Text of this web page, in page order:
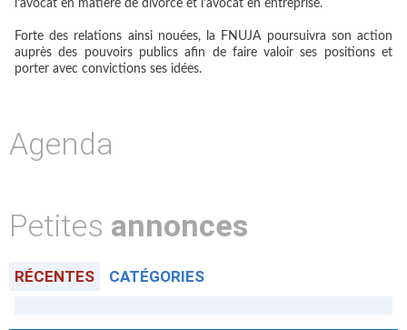
l'avocat en matière de divorce et l'avocat en entreprise.
Forte des relations ainsi nouées, la FNUJA poursuivra son action
auprès des pouvoirs publics afin de faire valoir ses positions et
porter avec convictions ses idées.
Agenda
Petites annonces
RÉCENTES CATÉGORIES